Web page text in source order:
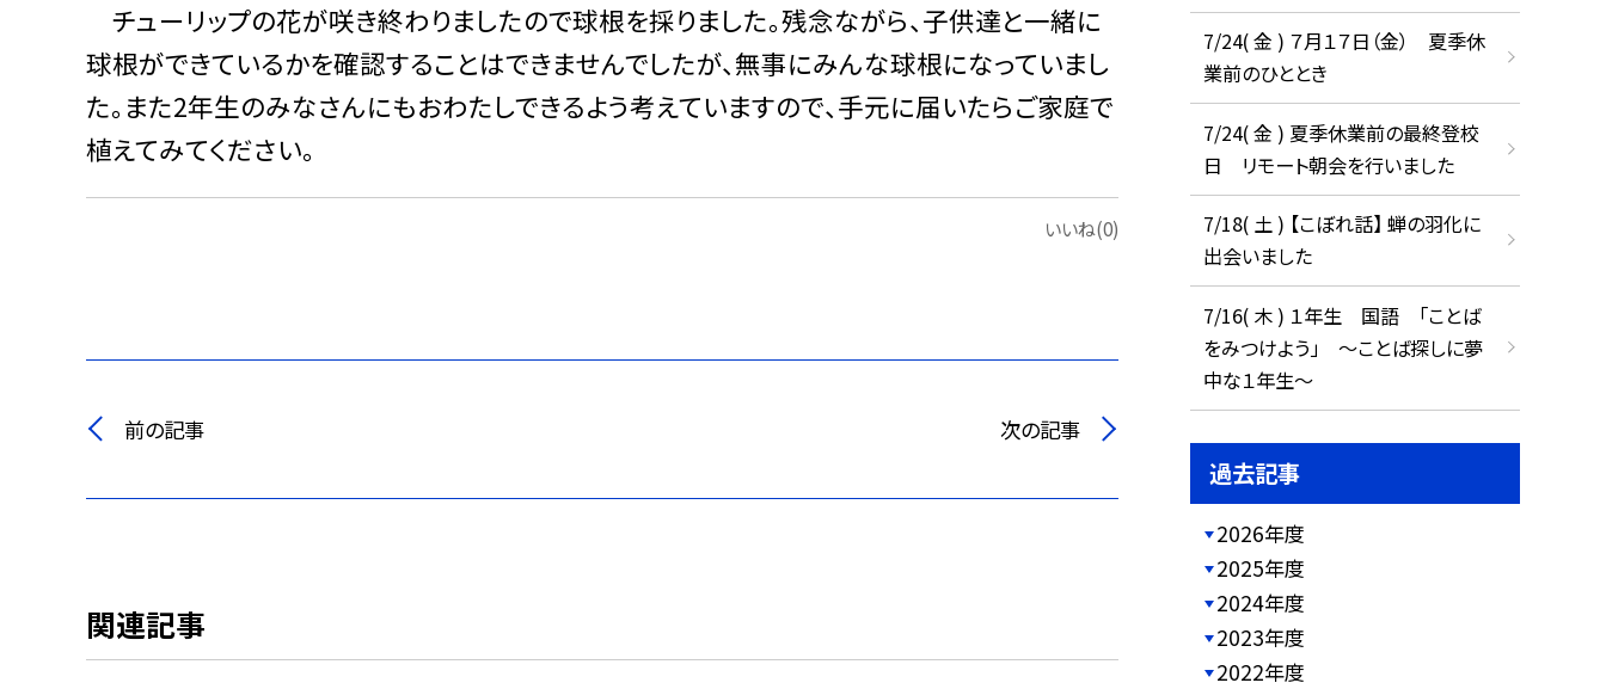
チューリップの花が咲き終わりましたので球根を採りました。残念ながら、子供達と一緒に
球根ができているかを確認することはできませんでしたが、無事にみんな球根になっていまし
た。また2年生のみなさんにもおわたしできるよう考えていますので、手元に届いたらご家庭で
植えてみてください。
いいね(0)
前の記事 次の記事
関連記事
7/24( 金 ) ７月１７日（金） 夏季休
業前のひととき
7/24( 金 ) 夏季休業前の最終登校
日 リモート朝会を行いました
7/18( 土 ) 【こぼれ話】 蝉の羽化に
出会いました
7/16( 木 ) １年生 国語 「ことば
をみつけよう」 ～ことば探しに夢
中な１年生～
過去記事
2026年度
2025年度
2024年度
2023年度
2022年度